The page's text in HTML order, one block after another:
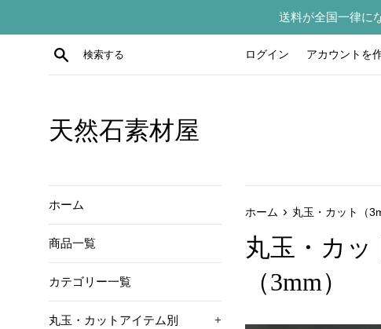
送料が全国一律に
検索する ログイン アカウントを
天然石素材屋
ホーム
商品一覧
カテゴリー一覧
丸玉・カットアイテム別 +
ホーム › 丸玉・カット（
丸玉・カッ
（3mm）